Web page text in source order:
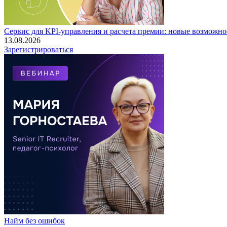
Сервис для KPI-управления и расчета премии: новые
13.08.2026
Зарегистрироваться
Найм без ошибок